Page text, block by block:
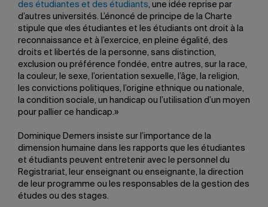
des étudiantes et des étudiants, une idée reprise par
d’autres universités. L’énoncé de principe de la Charte
stipule que «les étudiantes et les étudiants ont droit à la
reconnaissance et à l’exercice, en pleine égalité, des
droits et libertés de la personne, sans distinction,
exclusion ou préférence fondée, entre autres, sur la race,
la couleur, le sexe, l’orientation sexuelle, l’âge, la religion,
les convictions politiques, l’origine ethnique ou nationale,
la condition sociale, un handicap ou l’utilisation d’un moyen
pour pallier ce handicap.»
Dominique Demers insiste sur l’importance de la
dimension humaine dans les rapports que les étudiantes
et étudiants peuvent entretenir avec le personnel du
Registrariat, leur enseignant ou enseignante, la direction
de leur programme ou les responsables de la gestion des
études ou des stages.